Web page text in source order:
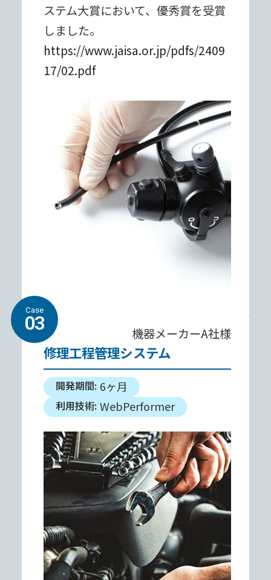
ステム⼤賞において、優秀賞を受賞
しました。
https://www.jaisa.or.jp/pdfs/2409
17/02.pdf
Case
03
修理⼯程管理システム
機器メーカーA社様
開発期間: 6ヶ⽉
利⽤技術: WebPerformer